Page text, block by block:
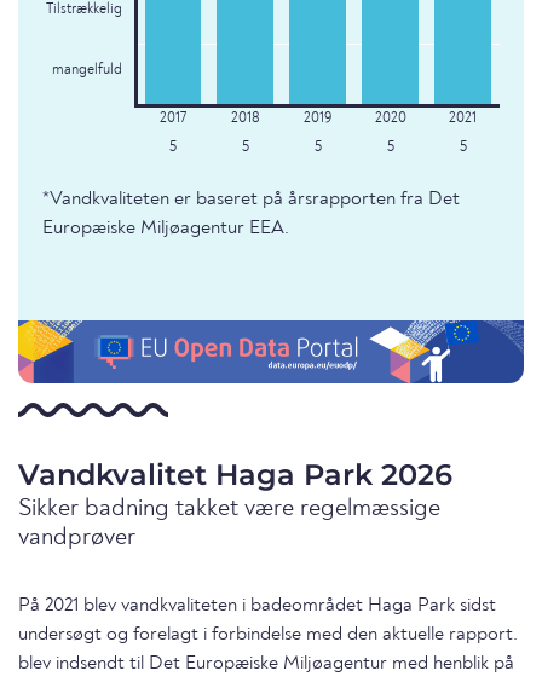
Tilstrækkelig
mangelfuld
5 5 5 5 5
*Vandkvaliteten er baseret på årsrapporten fra Det
Europæiske Miljøagentur EEA.
Vandkvalitet Haga Park 2026
Sikker badning takket være regelmæssige
vandprøver
På 2021 blev vandkvaliteten i badeområdet Haga Park sidst
undersøgt og forelagt i forbindelse med den aktuelle rapport.
blev indsendt til Det Europæiske Miljøagentur med henblik på